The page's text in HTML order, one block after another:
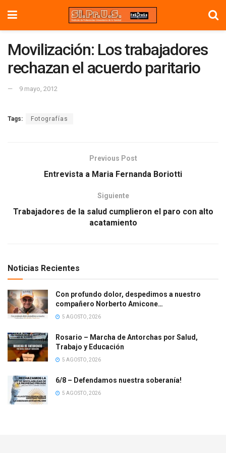
Movilización: Los trabajadores
rechazan el acuerdo paritario
9 mayo, 2012
Tags: Fotografías
Previous Post
Entrevista a Maria Fernanda Boriotti
Siguiente
Trabajadores de la salud cumplieron el paro con alto
acatamiento
Noticias Recientes
Con profundo dolor, despedimos a nuestro
compañero Norberto Amicone…
5 AGOSTO, 2026
Rosario – Marcha de Antorchas por Salud,
Trabajo y Educación
5 AGOSTO, 2026
6/8 – Defendamos nuestra soberanía!
5 AGOSTO, 2026